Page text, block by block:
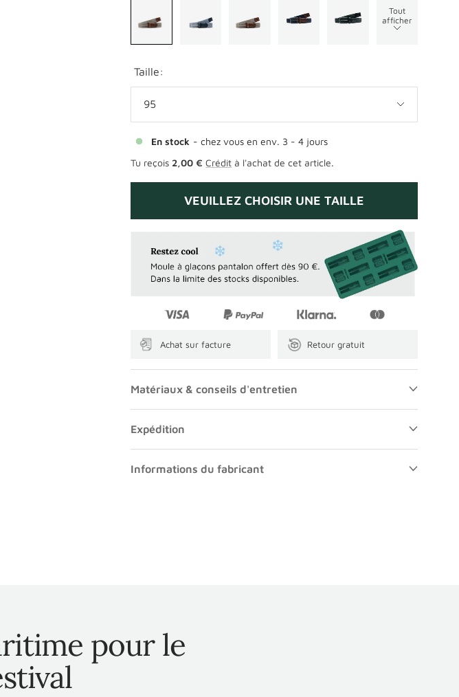
Tout
afficher
Taille:
95
En stock - chez vous en env. 3 - 4 jours
Tu reçois 2,00 € Crédit à l'achat de cet article.
VEUILLEZ CHOISIR UNE TAILLE
Achat sur facture Retour gratuit
Matériaux & conseils d'entretien
Expédition
Informations du fabricant
pour le